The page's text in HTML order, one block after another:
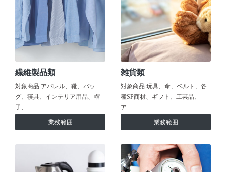
繊維製品類
対象商品 アパレル、靴、バッ
グ、寝具、インテリア用品、帽
子、…
業務範囲
雑貨類
対象商品 玩具、傘、ベルト、各
種SP商材、ギフト、工芸品、
ア…
業務範囲